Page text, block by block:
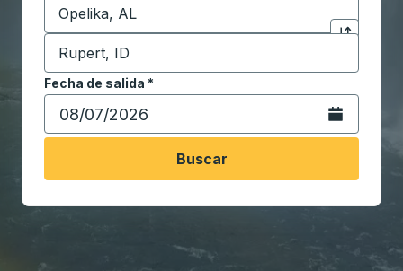
Comience a escribir la ciudad de origen para abrir
Haga clic
Destino*
Comience a escribir la ciudad de destino para
Fecha de salida *
Escriba la fecha en formato de fecha Barra diagonal
Abra el
Buscar